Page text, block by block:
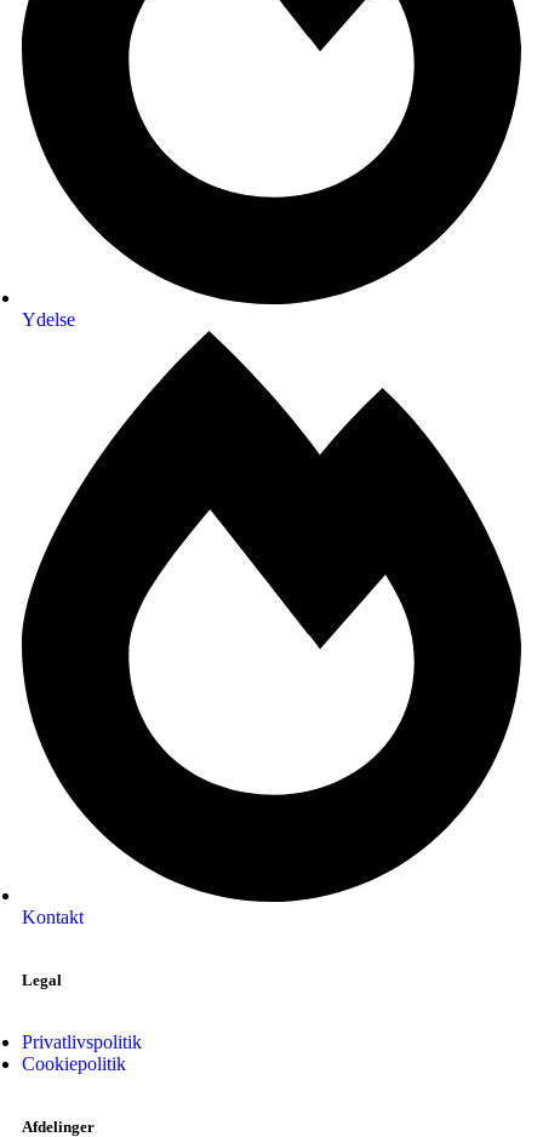
Ydelse
Kontakt
Legal
Privatlivspolitik
Cookiepolitik
Afdelinger